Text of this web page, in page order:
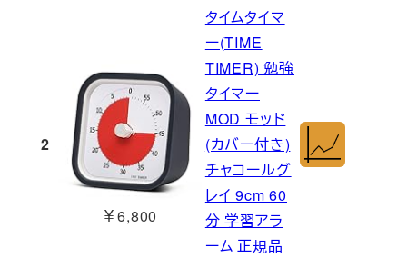
2
￥6,800
タイムタイマ
ー(TIME
TIMER) 勉強
タイマー
MOD モッド
(カバー付き)
チャコールグ
レイ 9cm 60
分 学習アラ
ーム 正規品